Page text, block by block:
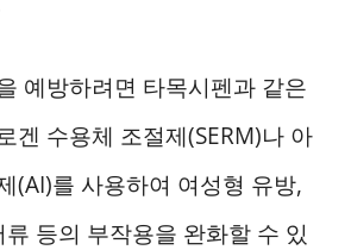
예방하려면 타목시펜과 같은
겐 수용체 조절제(SERM)나 아
(AI)를 사용하여 여성형 유방,
등의 부작용을 완화할 수 있